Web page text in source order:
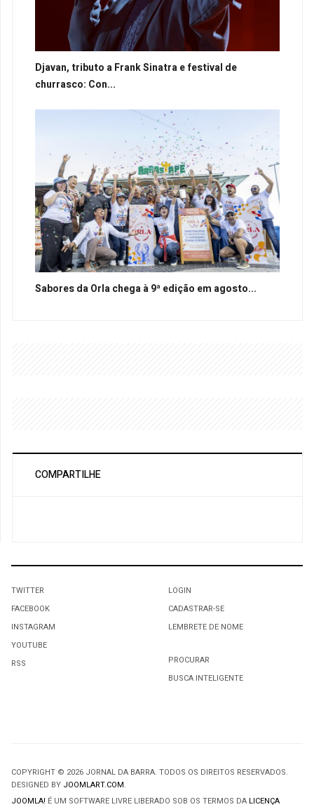
Djavan, tributo a Frank Sinatra e festival de
churrasco: Con...
Sabores da Orla chega à 9ª edição em agosto...
COMPARTILHE
TWITTER
FACEBOOK
INSTAGRAM
YOUTUBE
RSS
LOGIN
CADASTRAR-SE
LEMBRETE DE NOME
PROCURAR
BUSCA INTELIGENTE
COPYRIGHT © 2026 JORNAL DA BARRA. TODOS OS DIREITOS RESERVADOS.
DESIGNED BY JOOMLART.COM.
JOOMLA! É UM SOFTWARE LIVRE LIBERADO SOB OS TERMOS DA LICENÇA